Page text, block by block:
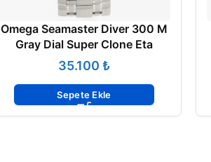
Omega Seamaster Diver 300 M
Gray Dial Super Clone Eta
₺
Sepete Ekle